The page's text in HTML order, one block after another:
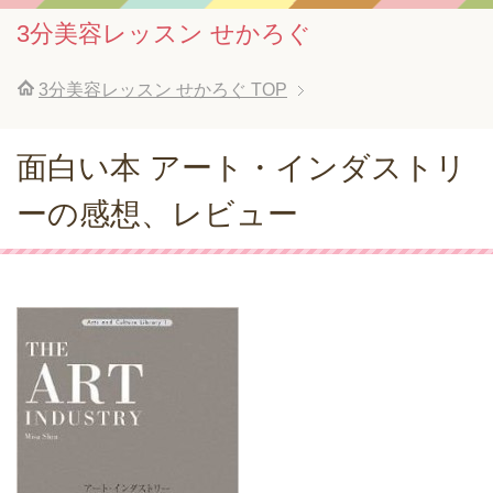
3分美容レッスン せかろぐ
3分美容レッスン せかろぐ TOP
面白い本 アート・インダストリ
ーの感想、レビュー